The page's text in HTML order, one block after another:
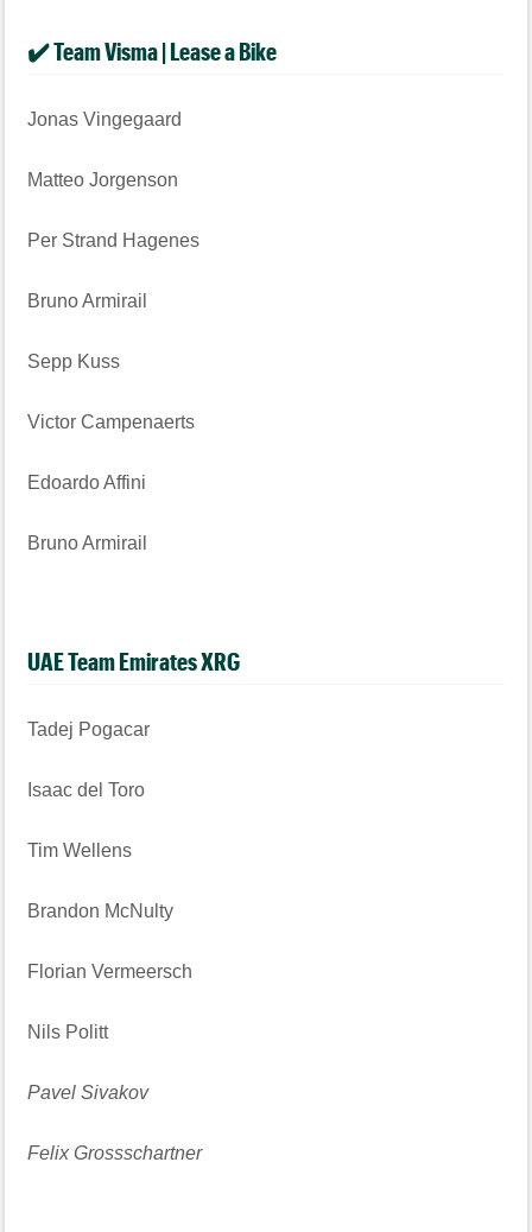
✔️ Team Visma | Lease a Bike
Jonas Vingegaard
Matteo Jorgenson
Per Strand Hagenes
Bruno Armirail
Sepp Kuss
Victor Campenaerts
Edoardo Affini
Bruno Armirail
UAE Team Emirates XRG
Tadej Pogacar
Isaac del Toro
Tim Wellens
Brandon McNulty
Florian Vermeersch
Nils Politt
Pavel Sivakov
Felix Grossschartner